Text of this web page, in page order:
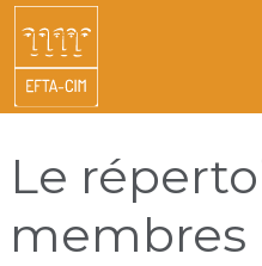
Le
membres